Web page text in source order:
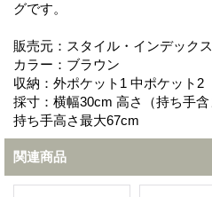
グです。
販売元：スタイル・インデック
カラー：ブラウン
収納：外ポケット1 中ポケット2
採寸：横幅30cm 高さ（持ち手
持ち手高さ最大67cm
関連商品